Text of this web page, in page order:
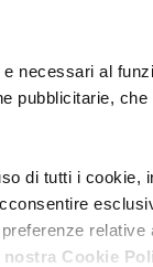
e necessari al
pubblicitarie,
di tutti i
Cookie